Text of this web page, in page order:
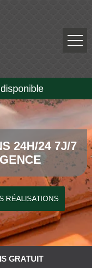
24H/24 7J/7
RÉALISATIONS
GRATUIT